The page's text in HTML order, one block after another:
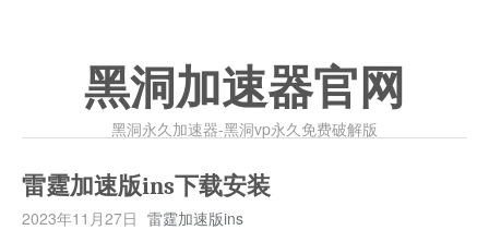
黑洞加速器官网
黑洞永久加速器-黑洞vp永久免费破解版
雷霆加速版ins下载安装
2023年11月27日 雷霆加速版ins